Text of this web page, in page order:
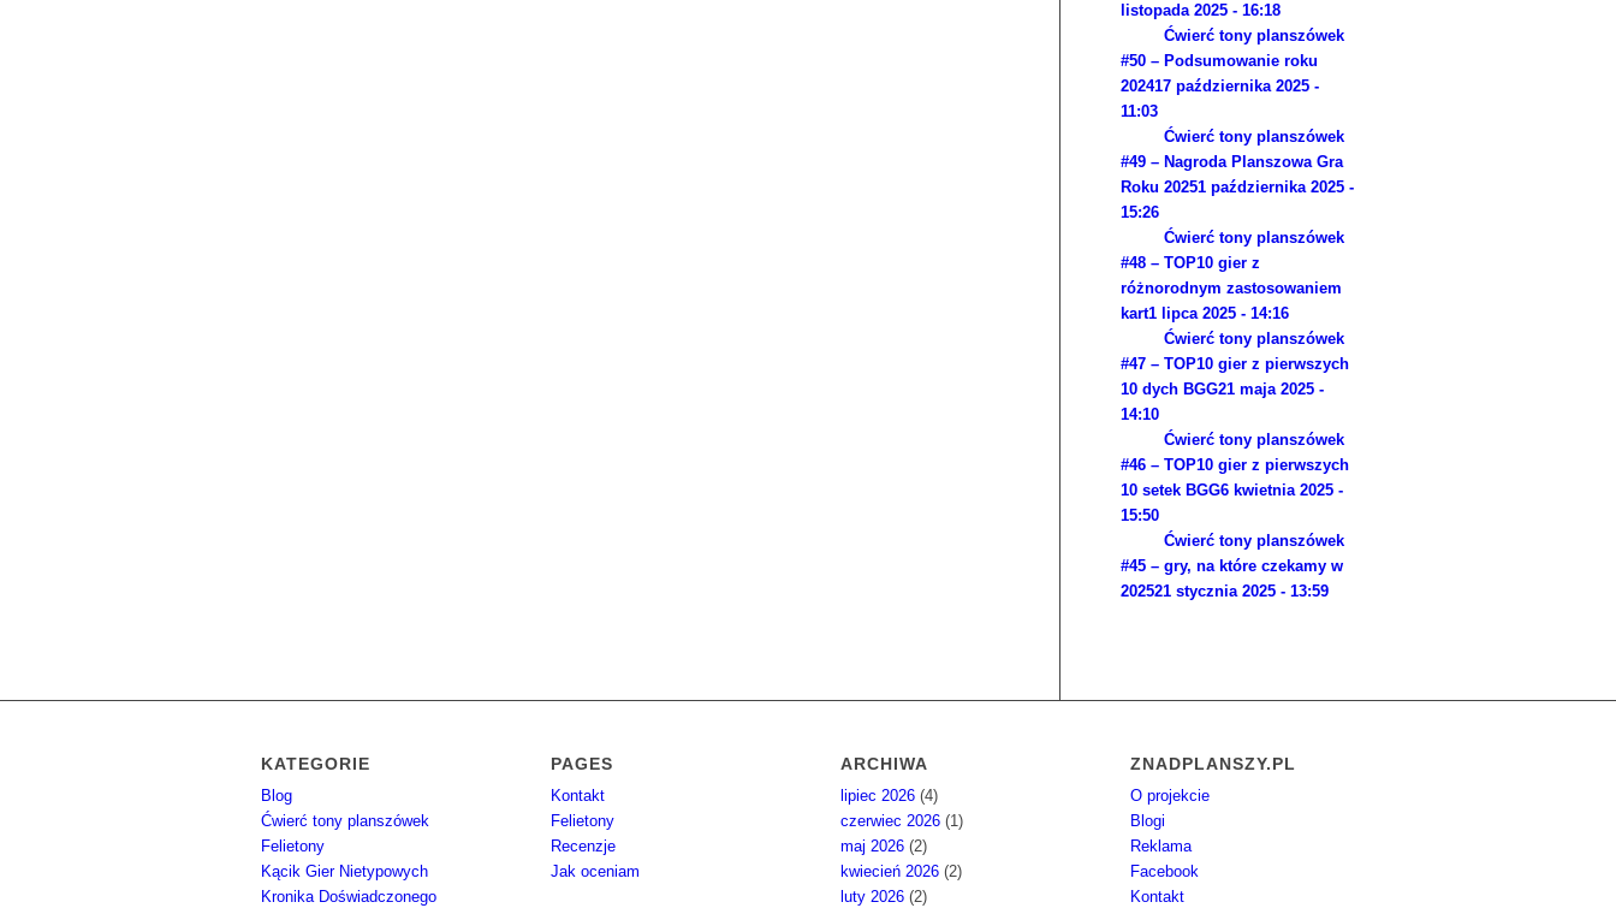
listopada 2025 - 16:18
Ćwierć tony planszówek
#50 – Podsumowanie roku
202417 października 2025 -
11:03
Ćwierć tony planszówek
#49 – Nagroda Planszowa Gra
Roku 20251 października 2025 -
15:26
Ćwierć tony planszówek
#48 – TOP10 gier z
różnorodnym zastosowaniem
kart1 lipca 2025 - 14:16
Ćwierć tony planszówek
#47 – TOP10 gier z pierwszych
10 dych BGG21 maja 2025 -
14:10
Ćwierć tony planszówek
#46 – TOP10 gier z pierwszych
10 setek BGG6 kwietnia 2025 -
15:50
Ćwierć tony planszówek
#45 – gry, na które czekamy w
202521 stycznia 2025 - 13:59
KATEGORIE
Blog
Ćwierć tony planszówek
Felietony
Kącik Gier Nietypowych
Kronika Doświadczonego
PAGES
Kontakt
Felietony
Recenzje
Jak oceniam
ARCHIWA
lipiec 2026 (4)
czerwiec 2026 (1)
maj 2026 (2)
kwiecień 2026 (2)
luty 2026 (2)
ZNADPLANSZY.PL
O projekcie
Blogi
Reklama
Facebook
Kontakt